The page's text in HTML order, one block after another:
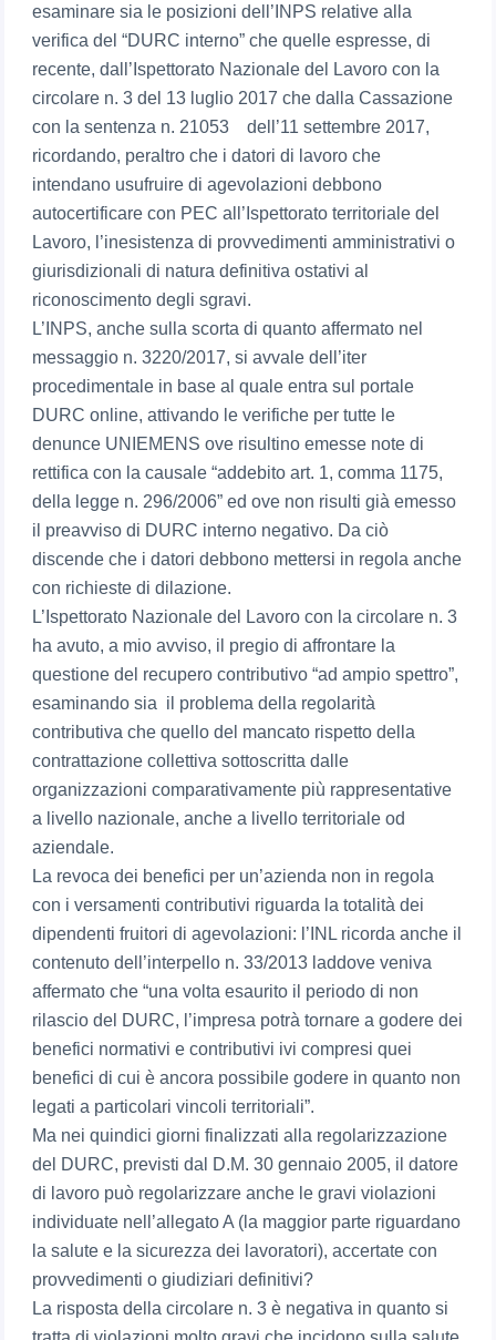
esaminare sia le posizioni dell’INPS relative alla
verifica del “DURC interno” che quelle espresse, di
recente, dall’Ispettorato Nazionale del Lavoro con la
circolare n. 3 del 13 luglio 2017 che dalla Cassazione
con la sentenza n. 21053 dell’11 settembre 2017,
ricordando, peraltro che i datori di lavoro che
intendano usufruire di agevolazioni debbono
autocertificare con PEC all’Ispettorato territoriale del
Lavoro, l’inesistenza di provvedimenti amministrativi o
giurisdizionali di natura definitiva ostativi al
riconoscimento degli sgravi.
L’INPS, anche sulla scorta di quanto affermato nel
messaggio n. 3220/2017, si avvale dell’iter
procedimentale in base al quale entra sul portale
DURC online, attivando le verifiche per tutte le
denunce UNIEMENS ove risultino emesse note di
rettifica con la causale “addebito art. 1, comma 1175,
della legge n. 296/2006” ed ove non risulti già emesso
il preavviso di DURC interno negativo. Da ciò
discende che i datori debbono mettersi in regola anche
con richieste di dilazione.
L’Ispettorato Nazionale del Lavoro con la circolare n. 3
ha avuto, a mio avviso, il pregio di affrontare la
questione del recupero contributivo “ad ampio spettro”,
esaminando sia il problema della regolarità
contributiva che quello del mancato rispetto della
contrattazione collettiva sottoscritta dalle
organizzazioni comparativamente più rappresentative
a livello nazionale, anche a livello territoriale od
aziendale.
La revoca dei benefici per un’azienda non in regola
con i versamenti contributivi riguarda la totalità dei
dipendenti fruitori di agevolazioni: l’INL ricorda anche il
contenuto dell’interpello n. 33/2013 laddove veniva
affermato che “una volta esaurito il periodo di non
rilascio del DURC, l’impresa potrà tornare a godere dei
benefici normativi e contributivi ivi compresi quei
benefici di cui è ancora possibile godere in quanto non
legati a particolari vincoli territoriali”.
Ma nei quindici giorni finalizzati alla regolarizzazione
del DURC, previsti dal D.M. 30 gennaio 2005, il datore
di lavoro può regolarizzare anche le gravi violazioni
individuate nell’allegato A (la maggior parte riguardano
la salute e la sicurezza dei lavoratori), accertate con
provvedimenti o giudiziari definitivi?
La risposta della circolare n. 3 è negativa in quanto si